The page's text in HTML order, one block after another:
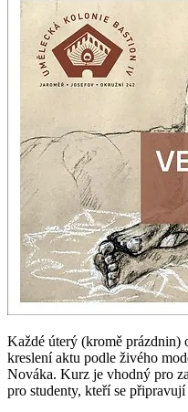
Každé úterý (kromě prázdnin)
kreslení aktu podle živého
Nováka. Kurz je vhodný pro
pro studenty, kteří se